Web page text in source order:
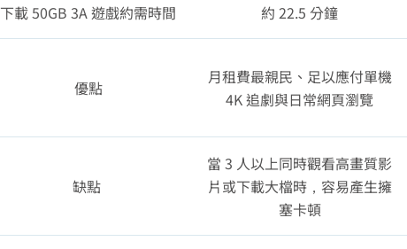
下載 50GB 3A 遊戲約需時間 約 22.5 分鐘
優點
月租費最親民、足以應付單機
4K 追劇與日常網頁瀏覽
缺點
當 3 人以上同時觀看高畫質影
片或下載大檔時，容易產生擁
塞卡頓